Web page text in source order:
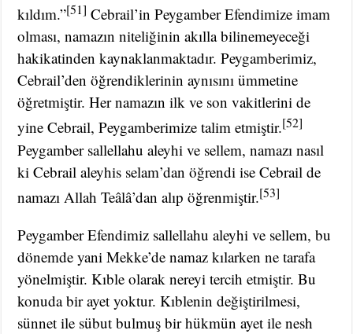
kıldım.”[51] Cebrail’in Peygamber Efendimize imam
olması, namazın niteliğinin akılla bilinemeyeceği
hakikatinden kaynaklanmaktadır. Peygamberimiz,
Cebrail’den öğrendiklerinin aynısını ümmetine
öğretmiştir. Her namazın ilk ve son vakitlerini de
yine Cebrail, Peygamberimize talim etmiştir.[52]
Peygamber sallellahu aleyhi ve sellem, namazı nasıl
ki Cebrail aleyhis selam’dan öğrendi ise Cebrail de
namazı Allah Teâlâ’dan alıp öğrenmiştir.[53]
Peygamber Efendimiz sallellahu aleyhi ve sellem, bu
dönemde yani Mekke’de namaz kılarken ne tarafa
yönelmiştir. Kıble olarak nereyi tercih etmiştir. Bu
konuda bir ayet yoktur. Kıblenin değiştirilmesi,
sünnet ile sübut bulmuş bir hükmün ayet ile nesh